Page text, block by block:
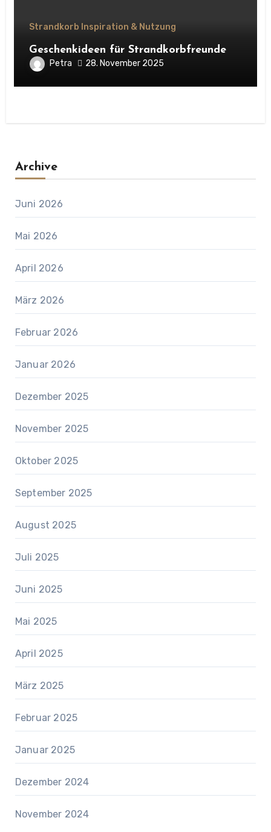
Strandkorb Inspiration & Nutzung
Geschenkideen für Strandkorbfreunde
Petra 28. November 2025
Archive
Juni 2026
Mai 2026
April 2026
März 2026
Februar 2026
Januar 2026
Dezember 2025
November 2025
Oktober 2025
September 2025
August 2025
Juli 2025
Juni 2025
Mai 2025
April 2025
März 2025
Februar 2025
Januar 2025
Dezember 2024
November 2024